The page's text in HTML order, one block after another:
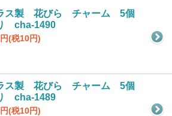
ス製 花びら チャーム 5個
cha-1490
(税10円)
ス製 花びら チャーム 5個
cha-1489
(税10円)